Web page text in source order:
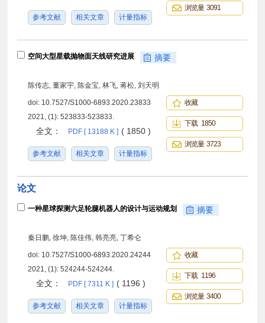
参考文献 相关文章 计量指标
浏览量 3091
空间大型星载抛物面天线研究进展 摘要
陈传志, 董家宇, 陈金宝, 林飞, 蒋松, 刘天明
doi: 10.7527/S1000-6893.2020.23833
2021, (1): 523833-523833.
全文： PDF [ 13188 K ] ( 1850 )
参考文献 相关文章 计量指标
收藏
下载 1850
浏览量 3723
论文
一种星球探测六足轮腿机器人的设计与运动规划 摘要
秦日鹏, 徐坤, 陈佳伟, 韩亮亮, 丁希仑
doi: 10.7527/S1000-6893.2020.24244
2021, (1): 524244-524244.
全文： PDF [ 7311 K ] ( 1196 )
参考文献 相关文章 计量指标
收藏
下载 1196
浏览量 3400